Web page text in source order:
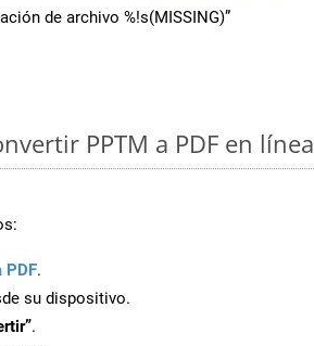
de archivo %!s(MISSING)”
PPTM a PDF en línea
PDF.
su dispositivo.
.